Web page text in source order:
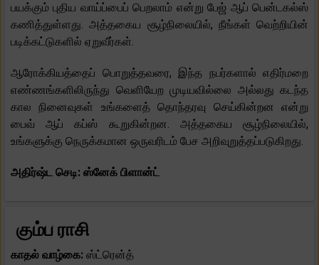
பயக்கும் புதிய வாய்ப்பைப் பெறலாம் என்று பேஜ் ஆப் பென்டகல்ஸ்
கணித்துள்ளது. அத்தகைய சூழ்நிலையில், நீங்கள் வெற்றியின்
படிக்கட்டுகளில் ஏறுவீர்கள்.
ஆரோக்கியத்தைப் பொறுத்தவரை, இந்த நபர்களால் எதிர்மறை
எண்ணங்களிலிருந்து வெளியேற முடியவில்லை அல்லது கடந்த
கால நினைவுகள் உங்களைத் தொந்தரவு செய்கின்றன என்று
பைவ் ஆப் கப்ஸ் கூறுகின்றன. அத்தகைய சூழ்நிலையில்,
உங்களுக்கு நெருக்கமான ஒருவரிடம் பேச அறிவுறுத்தப்படுகிறது.
அதிர்ஷ்ட செடி: ஸ்னேக் பிளான்ட்
கும்ப ராசி
காதல் வாழ்கை: ஸ்ட்ரென்த்